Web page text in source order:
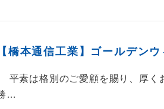
橋本通信工業】ゴールデン
素は格別のご愛顧を賜り、厚く
…